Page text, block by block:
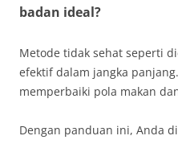
badan ideal?
Metode tidak sehat seperti
efektif dalam jangka
memperbaiki pola makan
Dengan panduan ini, Anda